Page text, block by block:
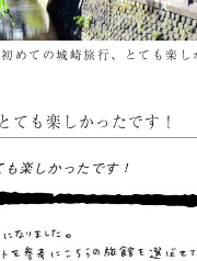
初めての城崎旅行、とても楽し
ても楽しかったです！
楽しかったです！